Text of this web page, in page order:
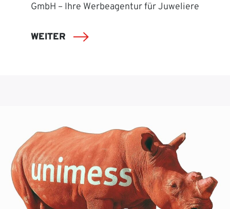
GmbH – Ihre Werbeagentur für Juweliere
WEITER